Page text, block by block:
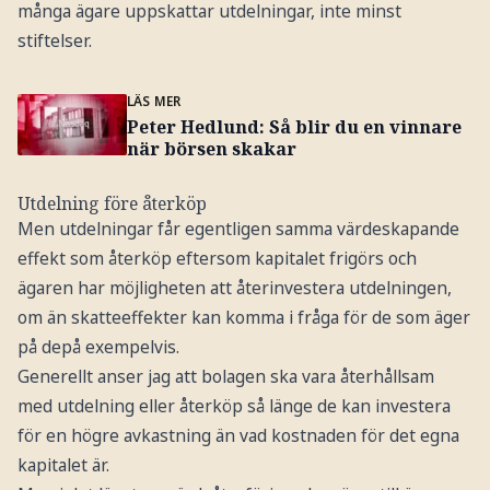
många ägare uppskattar utdelningar, inte minst
stiftelser.
LÄS MER
Peter Hedlund: Så blir du en vinnare
när börsen skakar
Utdelning före återköp
Men utdelningar får egentligen samma värdeskapande
effekt som återköp eftersom kapitalet frigörs och
ägaren har möjligheten att återinvestera utdelningen,
om än skatteeffekter kan komma i fråga för de som äger
på depå exempelvis.
Generellt anser jag att bolagen ska vara återhållsam
med utdelning eller återköp så länge de kan investera
för en högre avkastning än vad kostnaden för det egna
kapitalet är.